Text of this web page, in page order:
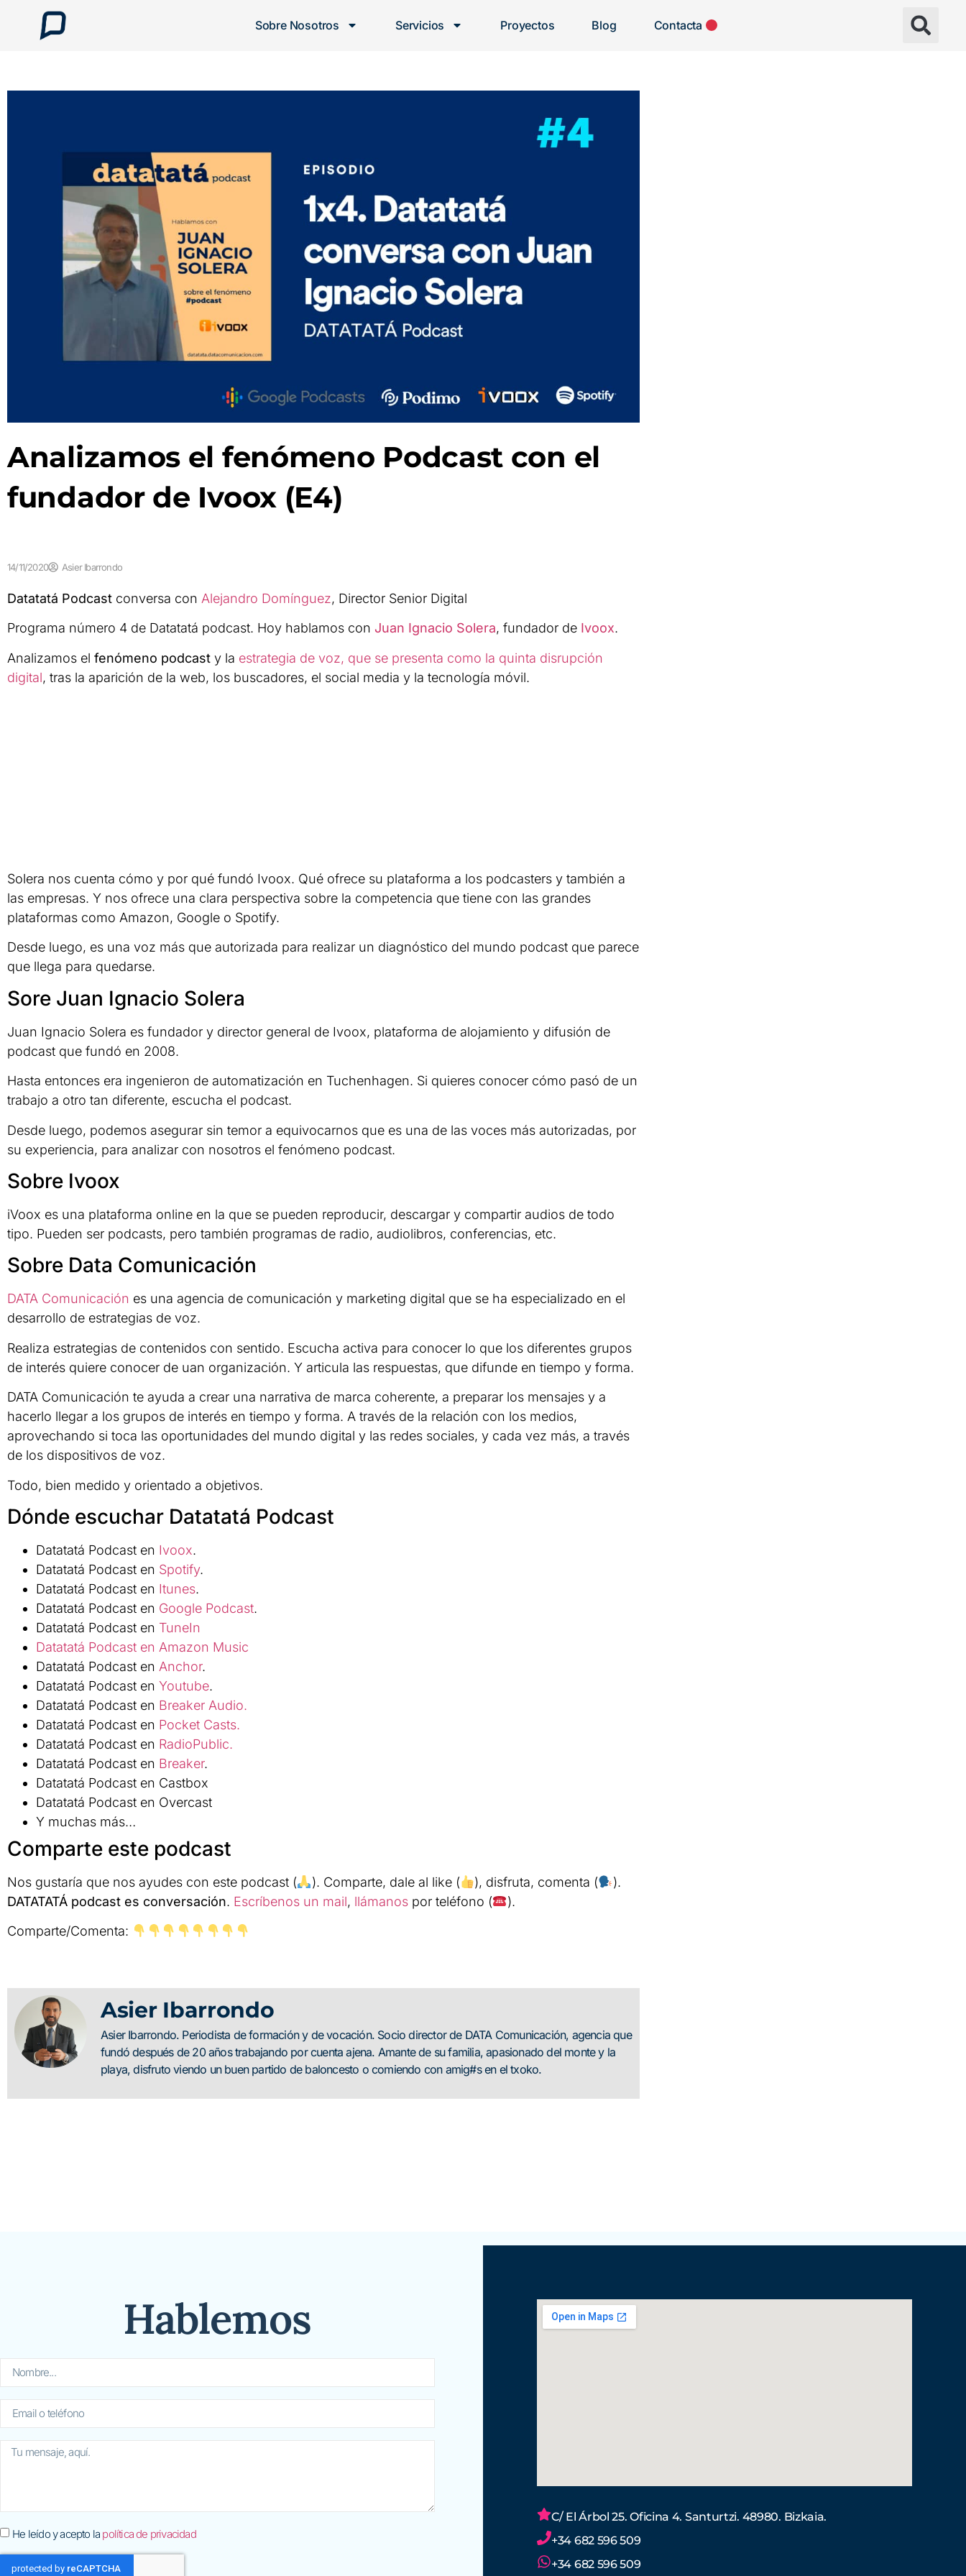
Sobre Nosotros Servicios Proyectos Blog Contacta
Analizamos el fenómeno Podcast con el
fundador de Ivoox (E4)
14/11/2020 Asier Ibarrondo
Datatatá Podcast conversa con Alejandro Domínguez, Director Senior Digital
Programa número 4 de Datatatá podcast. Hoy hablamos con Juan Ignacio Solera, fundador de Ivoox.
Analizamos el fenómeno podcast y la estrategia de voz, que se presenta como la quinta disrupción
digital, tras la aparición de la web, los buscadores, el social media y la tecnología móvil.
Solera nos cuenta cómo y por qué fundó Ivoox. Qué ofrece su plataforma a los podcasters y también a
las empresas. Y nos ofrece una clara perspectiva sobre la competencia que tiene con las grandes
plataformas como Amazon, Google o Spotify.
Desde luego, es una voz más que autorizada para realizar un diagnóstico del mundo podcast que parece
que llega para quedarse.
Sore Juan Ignacio Solera
Juan Ignacio Solera es fundador y director general de Ivoox, plataforma de alojamiento y difusión de
podcast que fundó en 2008.
Hasta entonces era ingenieron de automatización en Tuchenhagen. Si quieres conocer cómo pasó de un
trabajo a otro tan diferente, escucha el podcast.
Desde luego, podemos asegurar sin temor a equivocarnos que es una de las voces más autorizadas, por
su experiencia, para analizar con nosotros el fenómeno podcast.
Sobre Ivoox
iVoox es una plataforma online en la que se pueden reproducir, descargar y compartir audios de todo
tipo. Pueden ser podcasts, pero también programas de radio, audiolibros, conferencias, etc.
Sobre Data Comunicación
DATA Comunicación es una agencia de comunicación y marketing digital que se ha especializado en el
desarrollo de estrategias de voz.
Realiza estrategias de contenidos con sentido. Escucha activa para conocer lo que los diferentes grupos
de interés quiere conocer de uan organización. Y articula las respuestas, que difunde en tiempo y forma.
DATA Comunicación te ayuda a crear una narrativa de marca coherente, a preparar los mensajes y a
hacerlo llegar a los grupos de interés en tiempo y forma. A través de la relación con los medios,
aprovechando si toca las oportunidades del mundo digital y las redes sociales, y cada vez más, a través
de los dispositivos de voz.
Todo, bien medido y orientado a objetivos.
Dónde escuchar Datatatá Podcast
Datatatá Podcast en Ivoox.
Datatatá Podcast en Spotify.
Datatatá Podcast en Itunes.
Datatatá Podcast en Google Podcast.
Datatatá Podcast en TuneIn
Datatatá Podcast en Amazon Music
Datatatá Podcast en Anchor.
Datatatá Podcast en Youtube.
Datatatá Podcast en Breaker Audio.
Datatatá Podcast en Pocket Casts.
Datatatá Podcast en RadioPublic.
Datatatá Podcast en Breaker.
Datatatá Podcast en Castbox
Datatatá Podcast en Overcast
Y muchas más…
Comparte este podcast
Nos gustaría que nos ayudes con este podcast ( ). Comparte, dale al like ( ), disfruta, comenta (
).
DATATATÁ podcast es conversación. Escríbenos un mail, llámanos por teléfono (
).
Comparte/Comenta:
Asier Ibarrondo
Asier Ibarrondo. Periodista de formación y de vocación. Socio director de DATA Comunicación, agencia que
fundó después de 20 años trabajando por cuenta ajena. Amante de su familia, apasionado del monte y la
playa, disfruto viendo un buen partido de baloncesto o comiendo con amig#s en el txoko.
Hablemos
He leído y acepto la política de privacidad
C/ El Árbol 25. Oficina 4. Santurtzi. 48980. Bizkaia.
+34 682 596 509
+34 682 596 509